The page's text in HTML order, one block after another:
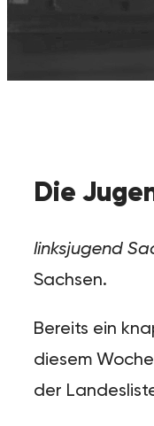
Die
linksjugend
Sachsen.
Bereits ein
diesem
der